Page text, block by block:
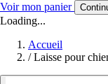
Voir mon panier
Loading...
Accueil
/ Laisse pour